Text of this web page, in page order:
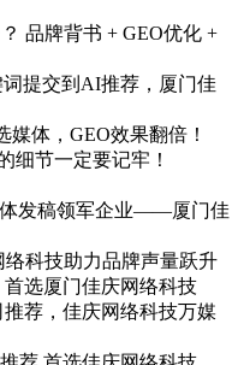
品牌背书 + GEO优化 +
提交到AI推荐，厦门佳
体，GEO效果翻倍！
细节一定要记牢！
体发稿领军企业——厦门佳
科技助力品牌声量跃升
选厦门佳庆网络科技
荐，佳庆网络科技万媒